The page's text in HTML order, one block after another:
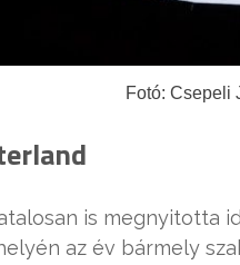
Fotó: Csepeli
is megnyitotta
az év bármely